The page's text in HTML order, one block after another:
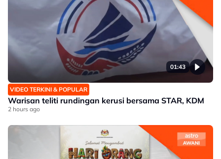
01:43
VIDEO TERKINI & POPULAR
Warisan teliti rundingan kerusi bersama STAR, KDM
2 hours ago